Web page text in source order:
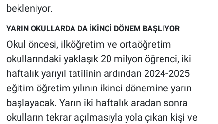
bekleniyor.
YARIN OKULLARDA DA İKİNCİ DÖNEM BAŞLIYOR
Okul öncesi, ilköğretim ve ortaöğretim
okullarındaki yaklaşık 20 milyon öğrenci, iki
haftalık yarıyıl tatilinin ardından 2024-2025
eğitim öğretim yılının ikinci dönemine yarın
başlayacak. Yarın iki haftalık aradan sonra
okulların tekrar açılmasıyla yola çıkan kişi ve
Spor
Teknoloji
Türkiye'nin Geleceği
Türkiye'nin Gündemi
Yerel Gündem